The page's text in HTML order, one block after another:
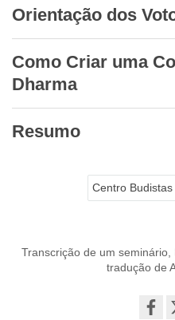
Orientação dos
Como Criar uma
Dharma
Resumo
Centro Budistas
Transcrição de um seminário,
tradução de